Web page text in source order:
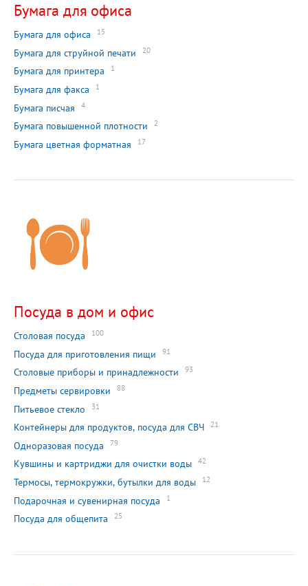
Бумага для офиса
Бумага для офиса 15
Бумага для струйной печати 20
Бумага для принтера 1
Бумага для факса 1
Бумага писчая 4
Бумага повышенной плотности 2
Бумага цветная форматная 17
Посуда в дом и офис
Столовая посуда 100
Посуда для приготовления пищи 91
Столовые приборы и принадлежности 93
Предметы сервировки 88
Питьевое стекло 31
Контейнеры для продуктов, посуда для СВЧ 21
Одноразовая посуда 79
Кувшины и картриджи для очистки воды 42
Термосы, термокружки, бутылки для воды 12
Подарочная и сувенирная посуда 1
Посуда для общепита 25